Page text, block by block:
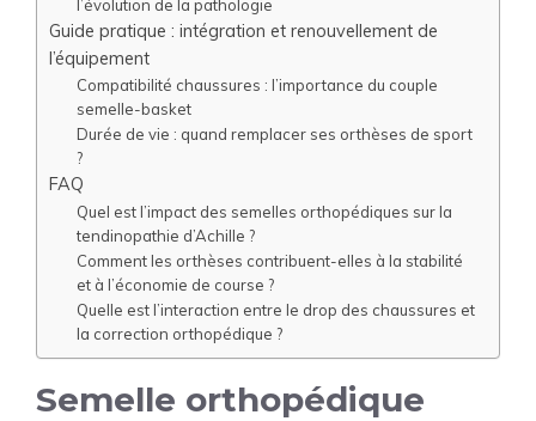
l’évolution de la pathologie
Guide pratique : intégration et renouvellement de
l’équipement
Compatibilité chaussures : l’importance du couple
semelle-basket
Durée de vie : quand remplacer ses orthèses de sport
?
FAQ
Quel est l’impact des semelles orthopédiques sur la
tendinopathie d’Achille ?
Comment les orthèses contribuent-elles à la stabilité
et à l’économie de course ?
Quelle est l’interaction entre le drop des chaussures et
la correction orthopédique ?
Semelle orthopédique